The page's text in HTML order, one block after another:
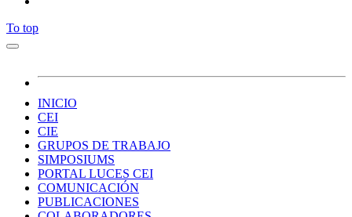
To top
INICIO
CEI
CIE
GRUPOS DE TRABAJO
SIMPOSIUMS
PORTAL LUCES CEI
COMUNICACIÓN
PUBLICACIONES